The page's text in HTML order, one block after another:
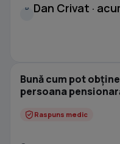
D Dan Crivat ·
Bună cum pot
persoana
Raspuns medic